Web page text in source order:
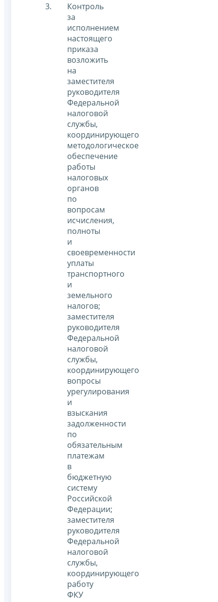
Контроль
за
исполнением
настоящего
приказа
возложить
на
заместителя
руководителя
Федеральной
налоговой
службы,
координирующего
методологическое
обеспечение
работы
налоговых
органов
по
вопросам
исчисления,
полноты
и
своевременности
уплаты
транспортного
и
земельного
налогов;
заместителя
руководителя
Федеральной
налоговой
службы,
координирующего
вопросы
урегулирования
и
взыскания
задолженности
по
обязательным
платежам
в
бюджетную
систему
Российской
Федерации;
заместителя
руководителя
Федеральной
налоговой
службы,
координирующего
работу
ФКУ